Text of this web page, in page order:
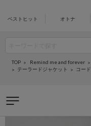
ベストヒット オトナ
TOP Remind me and forever
テーラードジャケット
コー